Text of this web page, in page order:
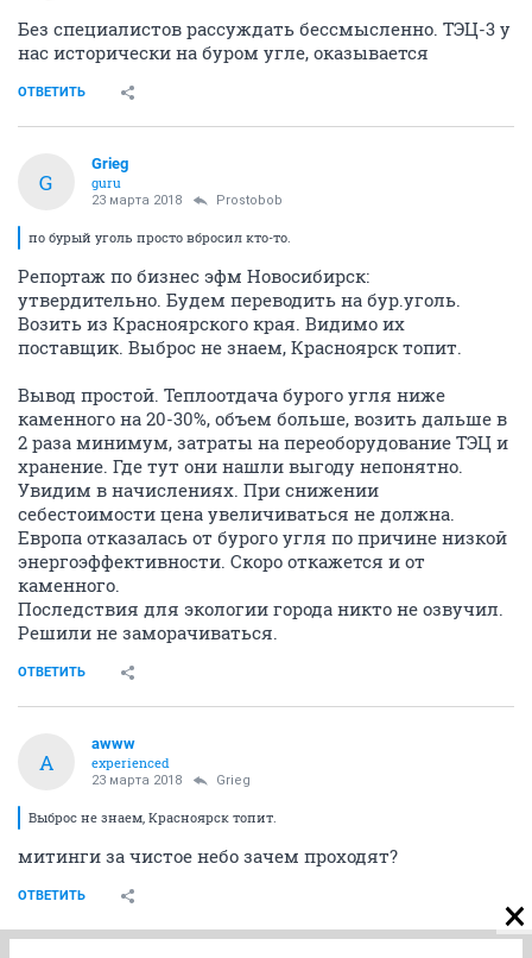
Без специалистов рассуждать бессмысленно. ТЭЦ-3 у
нас исторически на буром угле, оказывается
ОТВЕТИТЬ
G
Grieg
guru
23 марта 2018 Prostobob
по бурый уголь просто вбросил кто-то.
Репортаж по бизнес эфм Новосибирск:
утвердительно. Будем переводить на бур.уголь.
Возить из Красноярского края. Видимо их
поставщик. Выброс не знаем, Красноярск топит.
Вывод простой. Теплоотдача бурого угля ниже
каменного на 20-30%, объем больше, возить дальше в
2 раза минимум, затраты на переоборудование ТЭЦ и
хранение. Где тут они нашли выгоду непонятно.
Увидим в начислениях. При снижении
себестоимости цена увеличиваться не должна.
Европа отказалась от бурого угля по причине низкой
энергоэффективности. Скоро откажется и от
каменного.
Последствия для экологии города никто не озвучил.
Решили не заморачиваться.
ОТВЕТИТЬ
A
awww
experienced
23 марта 2018 Grieg
Выброс не знаем, Красноярск топит.
митинги за чистое небо зачем проходят?
ОТВЕТИТЬ